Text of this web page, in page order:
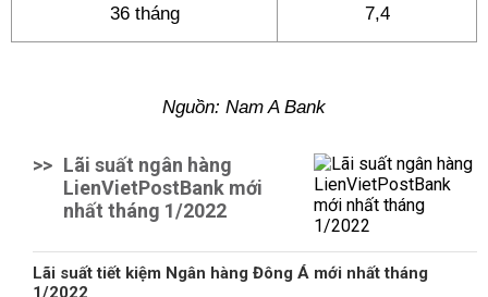
36 tháng 7,4
Nguồn: Nam A Bank
>> Lãi suất ngân hàng
LienVietPostBank mới
nhất tháng 1/2022
Lãi suất tiết kiệm Ngân hàng Đông Á mới nhất tháng
1/2022